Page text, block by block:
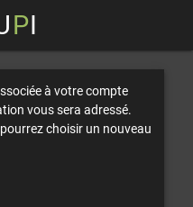
PI
à votre compte
vous sera adressé.
choisir un nouveau